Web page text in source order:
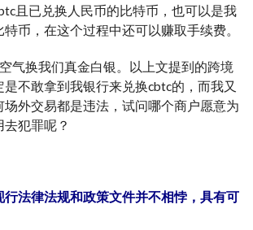
且已兑换人民币的比特币，也可以是我
币，在这个过程中还可以赚取手续费。
气换我们真金白银。以上文提到的跨境
不敢拿到我银行来兑换cbtc的，而我又
场外交易都是违法，试问哪个商户愿意为
犯罪呢？
行法律法规和政策文件并不相悖，具有可